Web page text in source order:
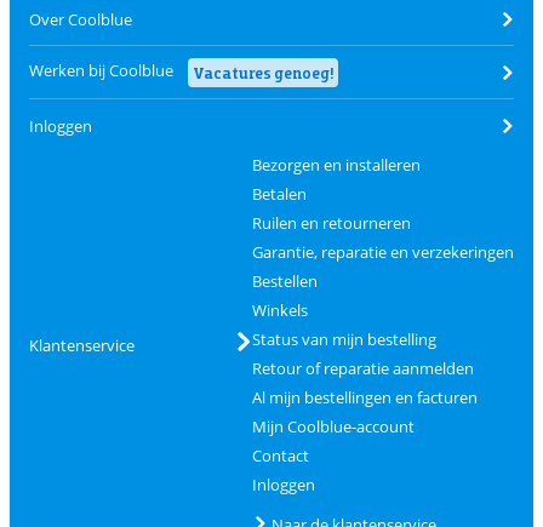
Over Coolblue
Werken bij Coolblue Vacatures genoeg!
Inloggen
Klantenservice
Bezorgen en installeren
Betalen
Ruilen en retourneren
Garantie, reparatie en verzekeringen
Bestellen
Winkels
Status van mijn bestelling
Retour of reparatie aanmelden
Al mijn bestellingen en facturen
Mijn Coolblue-account
Contact
Inloggen